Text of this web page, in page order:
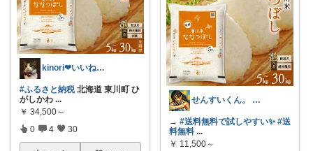
kinori❤︎いいねご購入感謝です💝
#ふるさと納税北海道 東川町 ひ
がしかわ ...
￥ 34,500～
0 4 30
せんすいくん。 ＼情報の海へダイブ／
→ #送料無料で試しやすい✨ #送
料無料 ...
￥ 11,500～